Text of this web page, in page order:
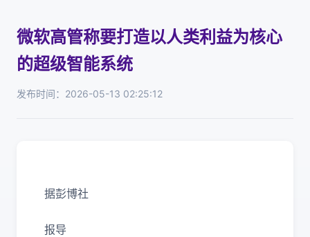
微软高管称要打造以人类利益为核心
的超级智能系统
发布时间：2026-05-13 02:25:12
据彭博社
报导